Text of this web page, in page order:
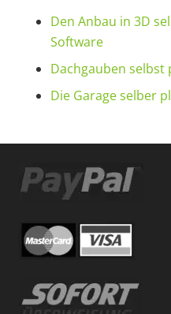
Den Anbau in 3D
Software
Dachgauben selbst
Die Garage selber